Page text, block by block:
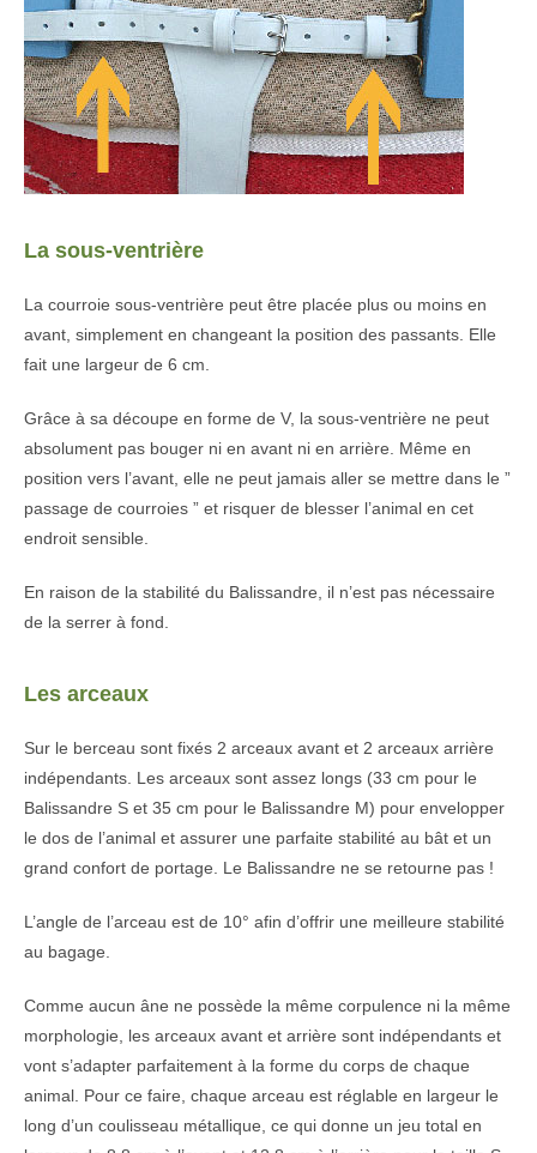
La sous-ventrière
La courroie sous-ventrière peut être placée plus ou moins en
avant, simplement en changeant la position des passants. Elle
fait une largeur de 6 cm.
Grâce à sa découpe en forme de V, la sous-ventrière ne peut
absolument pas bouger ni en avant ni en arrière. Même en
position vers l’avant, elle ne peut jamais aller se mettre dans le ”
passage de courroies ” et risquer de blesser l’animal en cet
endroit sensible.
En raison de la stabilité du Balissandre, il n’est pas nécessaire
de la serrer à fond.
Les arceaux
Sur le berceau sont fixés 2 arceaux avant et 2 arceaux arrière
indépendants. Les arceaux sont assez longs (33 cm pour le
Balissandre S et 35 cm pour le Balissandre M) pour envelopper
le dos de l’animal et assurer une parfaite stabilité au bât et un
grand confort de portage. Le Balissandre ne se retourne pas !
L’angle de l’arceau est de 10° afin d’offrir une meilleure stabilité
au bagage.
Comme aucun âne ne possède la même corpulence ni la même
morphologie, les arceaux avant et arrière sont indépendants et
vont s’adapter parfaitement à la forme du corps de chaque
animal. Pour ce faire, chaque arceau est réglable en largeur le
long d’un coulisseau métallique, ce qui donne un jeu total en